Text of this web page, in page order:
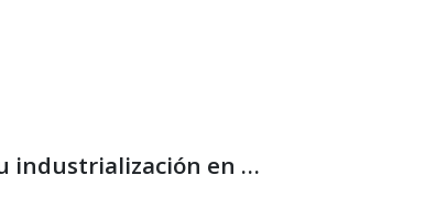
Cuadernos de Coyuntura 35: Biodiésel en Bolivia: su industrialización en debate